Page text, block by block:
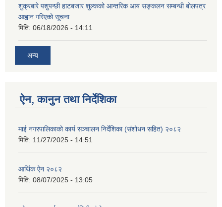
शुक्रबारे पशुपन्छी हाटबजार शुल्कको आन्तरिक आय सङ्कलन सम्बन्धी बोलपत्र
आह्वान गरिएको सूचना
मिति: 06/18/2026 - 14:11
अन्य
ऐन, कानुन तथा निर्देशिका
माई नगरपालिकाको कार्य सञ्चालन निर्देशिका (संशोधन सहित) २०८२
मिति: 11/27/2025 - 14:51
आर्थिक ऐन २०८२
मिति: 08/07/2025 - 13:05